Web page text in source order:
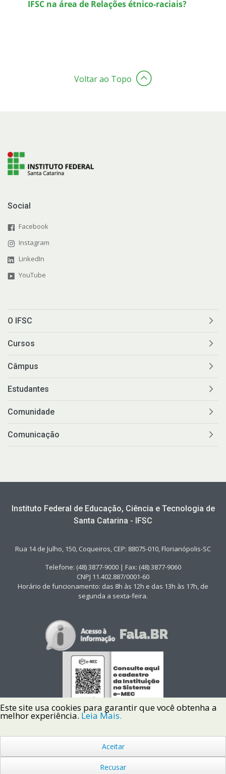
IFSC na área de Relações étnico-raciais?
Voltar ao Topo
Social
Facebook
Instagram
LinkedIn
YouTube
O IFSC
Cursos
Câmpus
Estudantes
Comunidade
Comunicação
Instituto Federal de Educação, Ciência e Tecnologia de
Santa Catarina - IFSC
Rua 14 de Julho, 150, Coqueiros, CEP: 88075-010, Florianópolis-SC
Telefone: (48) 3877-9000 | Fax: (48) 3877-9060
CNPJ 11.402.887/0001-60
Horário de funcionamento: das 8h às 12h e das 13h às 17h, de
segunda a sexta-feira.
Copyright © 2022 Instituto Federal de Santa Catarina IFSC
Todos os Direitos Reservados.
Este site usa cookies para garantir que você obtenha a
melhor experiência. Leia Mais.
Aceitar
Recusar